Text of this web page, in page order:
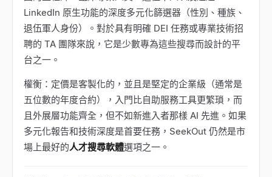
LinkedIn 原生功能的深度多元化篩選器（性別、種族、
退伍軍人身份）。對於具有明確 DEI 任務或專業技術招
聘的 TA 團隊來說，它是少數專為這些搜尋而設計的平
台之一。
權衡：定價是客製化的，並且是堅定的企業級（通常是
五位數的年度合約），入門比自助服務工具更繁瑣，而
且外展層功能齊全，但不如新進入者那樣 AI 先進。如果
多元化報告和技術深度是首要任務，SeekOut 仍然是市
場上最好的人才搜尋軟體選項之一。